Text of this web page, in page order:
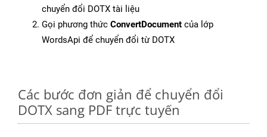
chuyển đổi DOTX tài liệu
Gọi phương thức ConvertDocument của lớp
WordsApi để chuyển đổi từ DOTX
Các bước đơn giản để chuyển đổi
DOTX sang PDF trực tuyến